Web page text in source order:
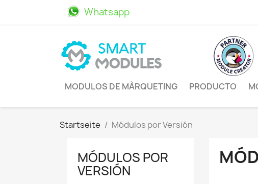
Whatsapp
MODULOS DE MÀRQUETING PRODUCTO
Startseite Módulos por Versión
MÓDULOS POR
VERSIÓN